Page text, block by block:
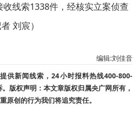
线索1338件，经核实立案侦查
刘宸）
编辑:刘佳音
供新闻线索，24小时报料热线400-800-
版权声明：本文章版权归属央广网所有，
创的行为我们将追究责任。